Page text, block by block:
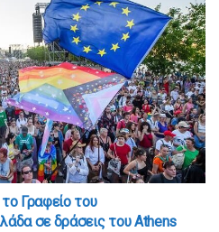
Γραφείο του
σε δράσεις του Athens